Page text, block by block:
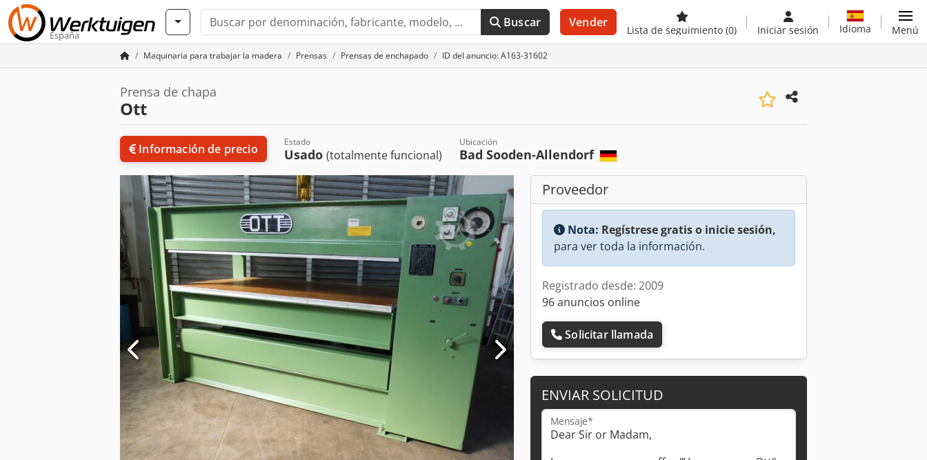
España
Buscar Vender
Lista de seguimiento (0) Iniciar sesión Idioma Menú
Maquinaria para trabajar la madera Prensas Prensas de enchapado ID del anuncio: A163-31602
Prensa de chapa
Ott
Información de precio Estado
Usado (totalmente funcional)
Ubicación
Bad Sooden-Allendorf
Proveedor
Nota: Regístrese gratis o inicie sesión,
para ver toda la información.
Registrado desde: 2009
96 anuncios online
Solicitar llamada
ENVIAR SOLICITUD
Mensaje*